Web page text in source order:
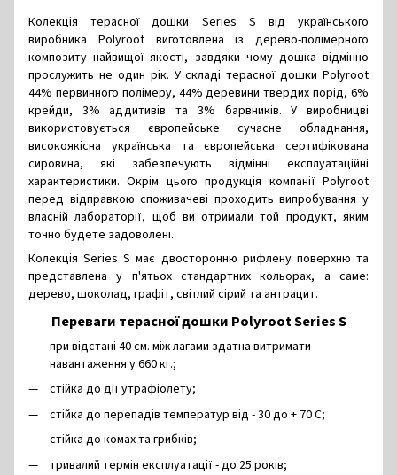
Колекція терасної дошки Series S від українського
виробника Polyroot виготовлена із дерево-полімерного
композиту найвищої якості, завдяки чому дошка відмінно
прослужить не один рік. У складі терасної дошки Polyroot
44% первинного полімеру, 44% деревини твердих порід, 6%
крейди, 3% аддитивів та 3% барвників. У виробницві
використовується європейське сучасне обладнання,
високоякісна українська та європейська сертифікована
сировина, які забезпечують відмінні експлуатаційні
характеристики. Окрім цього продукція компанії Polyroot
перед відправкою споживачеві проходить випробування у
власній лабораторії, щоб ви отримали той продукт, яким
точно будете задоволені.
Колекція Series S має двосторонню рифлену поверхню та
представлена у п'ятьох стандартних кольорах, а саме:
дерево, шоколад, графіт, світлий сірий та антрацит.
Переваги терасної дошки Polyroot Series S
при відстані 40 см. між лагами здатна витримати
навантаження у 660 кг.;
стійка до дії утрафіолету;
стійка до перепадів температур від - 30 до + 70 С;
стійка до комах та грибків;
тривалий термін експлуатації - до 25 років;